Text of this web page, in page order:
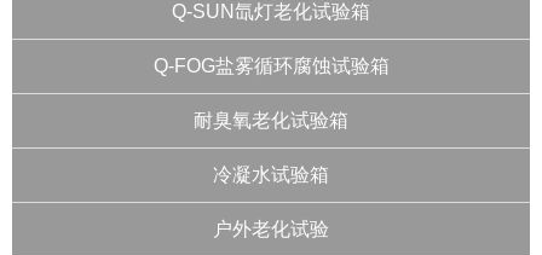
Q-SUN氙灯老化试验箱
Q-FOG盐雾循环腐蚀试验箱
耐臭氧老化试验箱
冷凝水试验箱
户外老化试验